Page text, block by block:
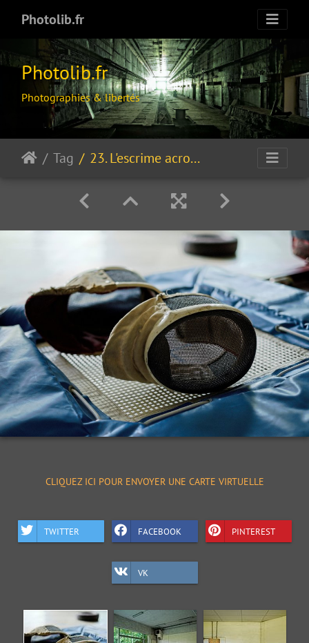
Photolib.fr
Photolib.fr
Photographies & libertés
Tag 23. L'escrime acrobatique !
CLIQUEZ ICI POUR ENVOYER UNE CARTE VIRTUELLE
TWITTER FACEBOOK PINTEREST
VK